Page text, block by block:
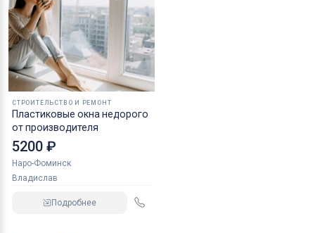
СТРОИТЕЛЬСТВО И РЕМОНТ
Пластиковые окна недорого
от производителя
5200 ₽
Наро-Фоминск
Владислав
Подробнее